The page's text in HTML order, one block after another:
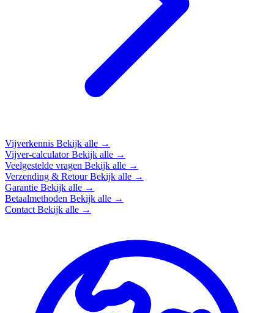
Vijverkennis Bekijk alle →
Vijver-calculatorBekijk alle →
Veelgestelde vragen Bekijk alle →
Verzending & RetourBekijk alle →
Garantie Bekijk alle →
Betaalmethoden Bekijk alle →
Contact Bekijk alle →